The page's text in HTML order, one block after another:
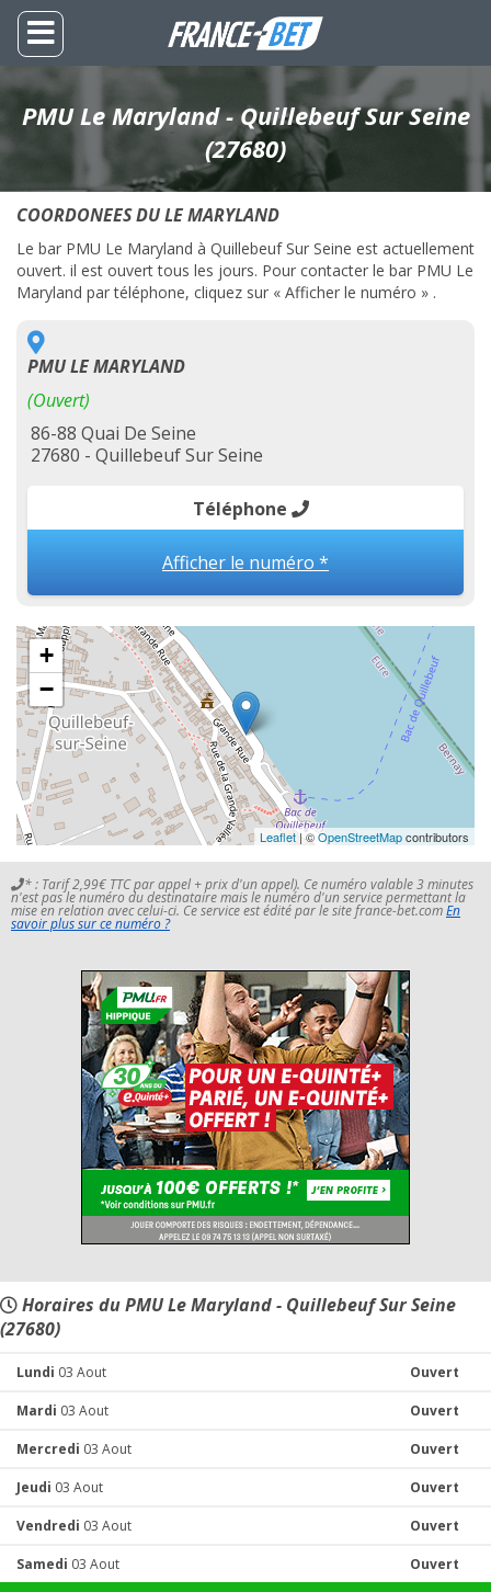
PMU Le Maryland - Quillebeuf Sur Seine
(27680)
COORDONEES DU LE MARYLAND
Le bar PMU Le Maryland à Quillebeuf Sur Seine est actuellement
ouvert. il est ouvert tous les jours. Pour contacter le bar PMU Le
Maryland par téléphone, cliquez sur « Afficher le numéro » .
PMU LE MARYLAND
(Ouvert)
86-88 Quai De Seine
27680 - Quillebeuf Sur Seine
Téléphone
Afficher le numéro *
+
−
Leaflet| ©OpenStreetMapcontributors
* : Tarif 2,99€ TTC par appel + prix d'un appel). Ce numéro valable 3 minutes
n'est pas le numéro du destinataire mais le numéro d'un service permettant la
mise en relation avec celui-ci. Ce service est édité par le site france-bet.comEn
savoir plus sur ce numéro ?
Horaires du PMU Le Maryland - Quillebeuf Sur Seine
(27680)
Lundi 03 Aout Ouvert
Mardi 03 Aout Ouvert
Mercredi 03 Aout Ouvert
Jeudi 03 Aout Ouvert
Vendredi 03 Aout Ouvert
Samedi 03 Aout Ouvert